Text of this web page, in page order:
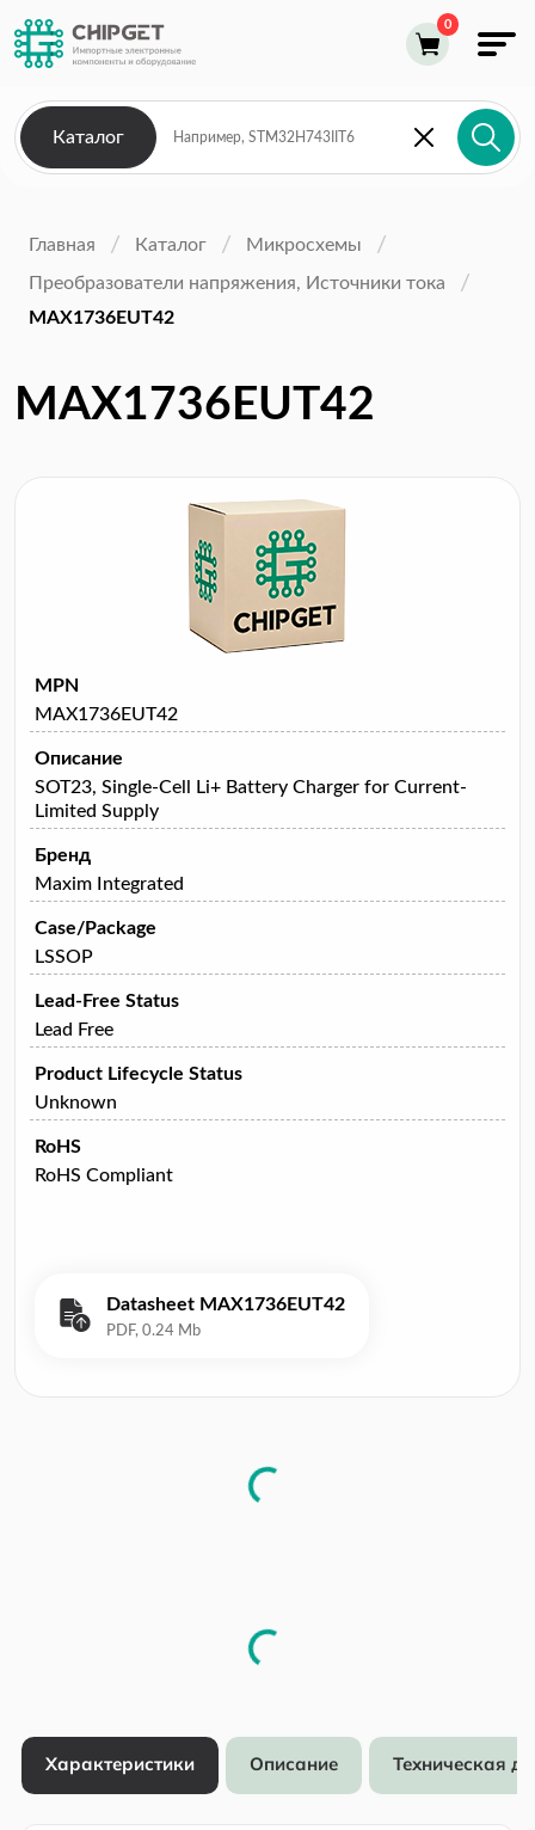
Каталог
Главная Каталог
Микросхемы
Преобразователи напряжения, Источники тока
MAX1736EUT42
MAX1736EUT42
MPN
MAX1736EUT42
Описание
SOT23, Single-Cell Li+ Battery Charger for Current-
Limited Supply
Бренд
Maxim Integrated
Case/Package
LSSOP
Lead-Free Status
Lead Free
Product Lifecycle Status
Unknown
RoHS
RoHS Compliant
Datasheet MAX1736EUT42
Характеристики Описание Техническая